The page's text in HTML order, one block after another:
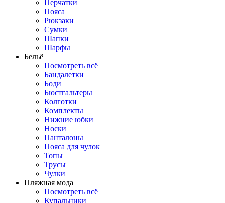
Перчатки
Пояса
Рюкзаки
Сумки
Шапки
Шарфы
Бельё
Посмотреть всё
Бандалетки
Боди
Бюстгальтеры
Колготки
Комплекты
Нижние юбки
Носки
Панталоны
Поясa для чулок
Топы
Трусы
Чулки
Пляжная мода
Посмотреть всё
Купальники